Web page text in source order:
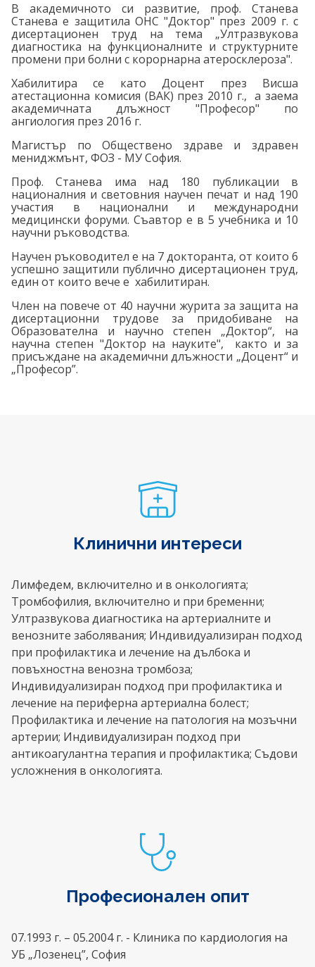
В академичното си развитие, проф. Станева
Станева е защитила ОНС "Доктор" през 2009 г. с
дисертационен труд на тема „Ултразвукова
диагностика на функционалните и структурните
промени при болни с корорнарна атеросклероза".
Хабилитира се като Доцент през Висша
атестационна комисия (ВАК) през 2010 г., а заема
академичната длъжност "Професор" по
ангиология през 2016 г.
Магистър по Обществено здраве и здравен
мениджмънт, ФОЗ - МУ София.
Проф. Станева има над 180 публикации в
националния и световния научен печат и над 190
участия в национални и международни
медицински форуми. Съавтор е в 5 учебника и 10
научни ръководства.
Научен ръководител е на 7 докторанта, от които 6
успешно защитили публично дисертационен труд,
един от които вече е хабилитиран.
Член на повече от 40 научни журита за защита на
дисертационни трудове за придобиване на
Образователна и научно степен „Доктор“, на
научна степен "Доктор на науките", както и за
присъждане на академични длъжности „Доцент“ и
„Професор”.
Клинични интереси
Лимфедем, включително и в онкологията;
Тромбофилия, включително и при бременни;
Ултразвукова диагностика на артериалните и
венозните заболявания; Индивидуализиран подход
при профилактика и лечение на дълбока и
повъхностна венозна тромбоза;
Индивидуализиран подход при профилактика и
лечение на периферна артериална болест;
Профилактика и лечение на патология на мозъчни
артерии; Индивидуализиран подход при
антикоагулантна терапия и профилактика; Съдови
усложнения в онкологията.
Професионален опит
07.1993 г. – 05.2004 г. - Клиника по кардиология на
УБ „Лозенец”, София